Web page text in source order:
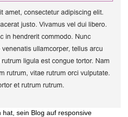
sein Blog auf responsive